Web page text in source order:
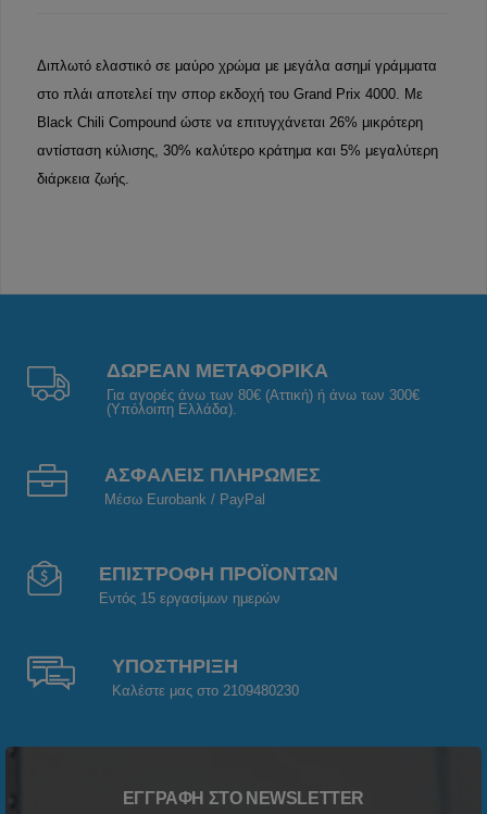
Διπλωτό ελαστικό σε μαύρο χρώμα με μεγάλα ασημί γράμματα
στο πλάι αποτελεί την σπορ εκδοχή του Grand Prix 4000. Με
Black Chili Compound ώστε να επιτυγχάνεται 26% μικρότερη
αντίσταση κύλισης, 30% καλύτερο κράτημα και 5% μεγαλύτερη
διάρκεια ζωής.
ΔΩΡΕΑΝ ΜΕΤΑΦΟΡΙΚΑ
Για αγορές άνω των 80€ (Αττική) ή άνω των 300€
(Υπόλοιπη Ελλάδα).
ΑΣΦΑΛΕΙΣ ΠΛΗΡΩΜΕΣ
Μέσω Eurobank / PayPal
ΕΠΙΣΤΡΟΦΗ ΠΡΟΪΟΝΤΩΝ
Εντός 15 εργασίμων ημερών
ΥΠΟΣΤΗΡΙΞΗ
Καλέστε μας στο 2109480230
ΕΓΓΡΑΦΉ ΣΤΟ NEWSLETTER